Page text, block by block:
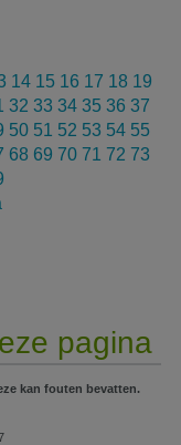
14 15 16 17 18 19
32 33 34 35 36 37
50 51 52 53 54 55
68 69 70 71 72 73
pagina
kan fouten bevatten.